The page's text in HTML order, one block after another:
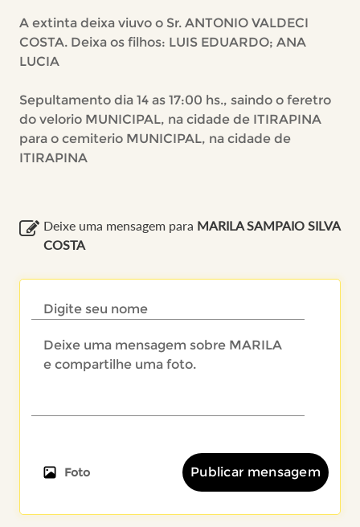
A extinta deixa viuvo o Sr. ANTONIO VALDECI
COSTA. Deixa os filhos: LUIS EDUARDO; ANA
LUCIA
Sepultamento dia 14 as 17:00 hs., saindo o feretro
do velorio MUNICIPAL, na cidade de ITIRAPINA
para o cemiterio MUNICIPAL, na cidade de
ITIRAPINA
Deixe uma mensagem para MARILA SAMPAIO SILVA
COSTA
Foto Publicar mensagem